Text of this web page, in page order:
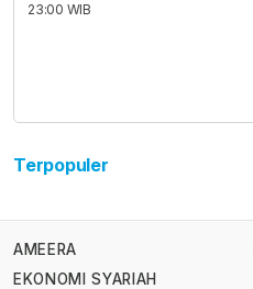
23:00 WIB
Terpopuler
AMEERA
EKONOMI SYARIAH